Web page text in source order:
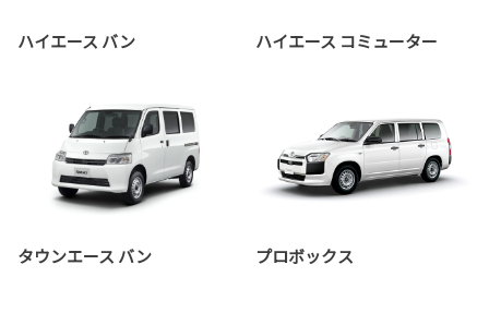
ハイエース バン ハイエース コミューター
タウンエース バン プロボックス